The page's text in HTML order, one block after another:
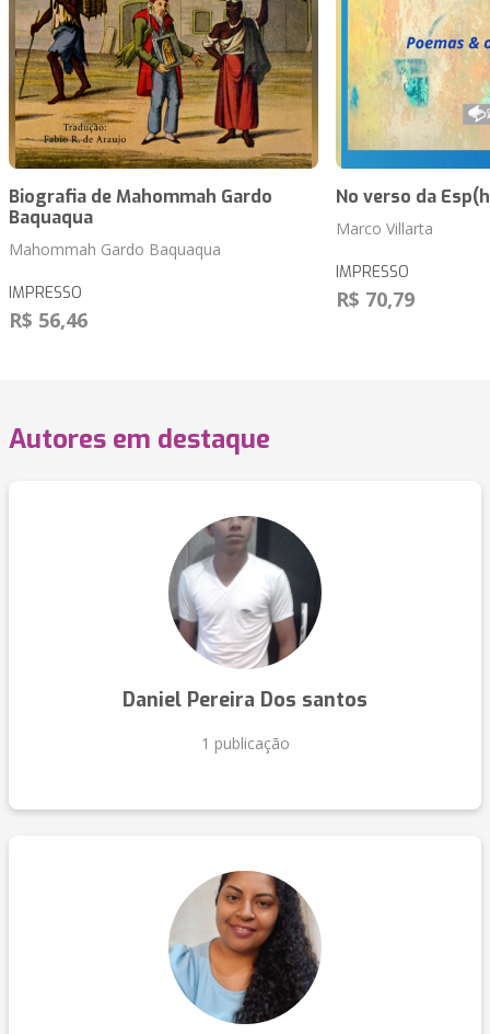
Biografia de Mahommah Gardo
Baquaqua
Mahommah Gardo Baquaqua
IMPRESSO
R$ 56,46
No verso da
Marco Villarta
IMPRESSO
R$ 70,79
Autores em destaque
Daniel Pereira Dos santos
1 publicação